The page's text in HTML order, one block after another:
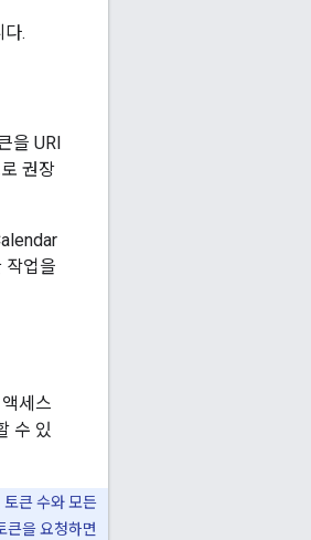
다.
을 URI
권장
작업을
세스
수 있
큰 수와 모든
큰을 요청하면